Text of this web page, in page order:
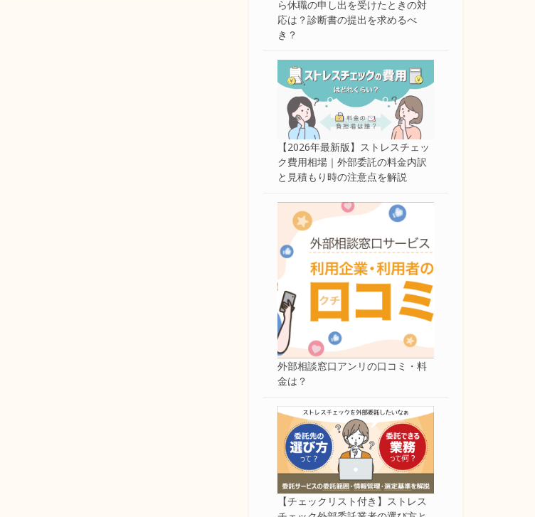
ら休職の申し出を受けたときの対
応は？診断書の提出を求めるべ
き？
【2026年最新版】ストレスチェッ
ク費用相場｜外部委託の料金内訳
と見積もり時の注意点を解説
外部相談窓口アンリの口コミ・料
金は？
【チェックリスト付き】ストレス